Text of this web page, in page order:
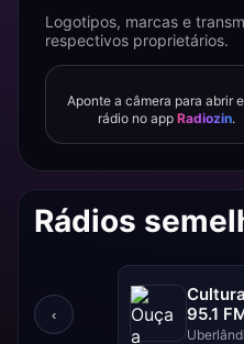
Logotipos, marcas e
respectivos proprietários.
Aponte a câmera para abrir
rádio no app Radiozin.
Rádios
‹
95.1